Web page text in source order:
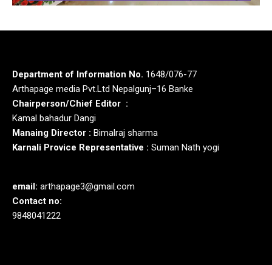
Department of Information No. 1648/076-77
Arthapage media Pvt.Ltd Nepalgunj–16 Banke
Chairperson/Chief Editor :
Kamal bahadur Dangi
Manaing Director : Bimalraj sharma
Karnali Provice Representative : Suman Nath yogi
email: arthapage3@gmail.com
Contact no:
9848041222